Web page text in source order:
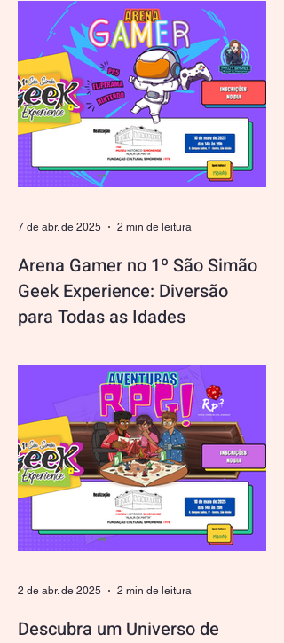
todos os cantos! Meu nome é Gabriela,
mas podem me chamar de Gabi 🍄⭐️.
Tenho 19 anos e sou a...
Arena Gamer no 1º São Simão
Geek Experience: Diversão
para Todas as Idades
fôlego na Arena Gamer, uma das atrações
mais emocionantes do 1º São Simão
Geek Experience ! A...
7 de abr. de 2025 2 min de leitura
Descubra um Universo de
2 de abr. de 2025 2 min de leitura